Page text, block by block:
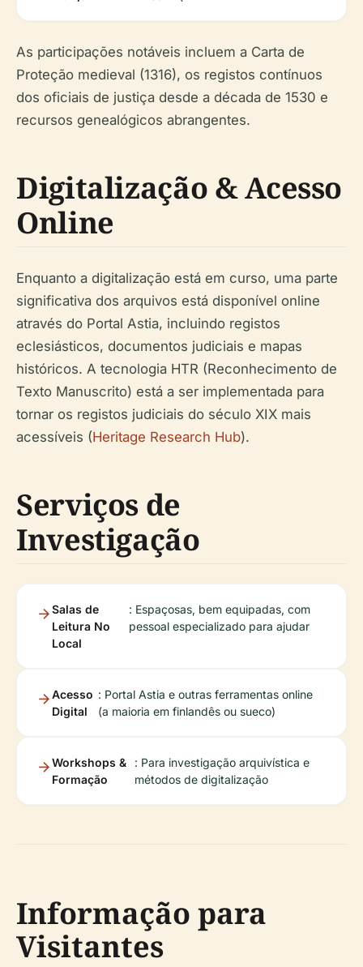
As participações notáveis incluem a Carta de
Proteção medieval (1316), os registos contínuos
dos oficiais de justiça desde a década de 1530 e
recursos genealógicos abrangentes.
Digitalização & Acesso
Online
Enquanto a digitalização está em curso, uma parte
significativa dos arquivos está disponível online
através do Portal Astia, incluindo registos
eclesiásticos, documentos judiciais e mapas
históricos. A tecnologia HTR (Reconhecimento de
Texto Manuscrito) está a ser implementada para
tornar os registos judiciais do século XIX mais
acessíveis (Heritage Research Hub).
Serviços de
Investigação
Salas de
Leitura No
Local
: Espaçosas, bem equipadas, com
pessoal especializado para ajudar
Acesso
Digital
: Portal Astia e outras ferramentas online
(a maioria em finlandês ou sueco)
Workshops &
Formação
: Para investigação arquivística e
métodos de digitalização
Informação para
Visitantes